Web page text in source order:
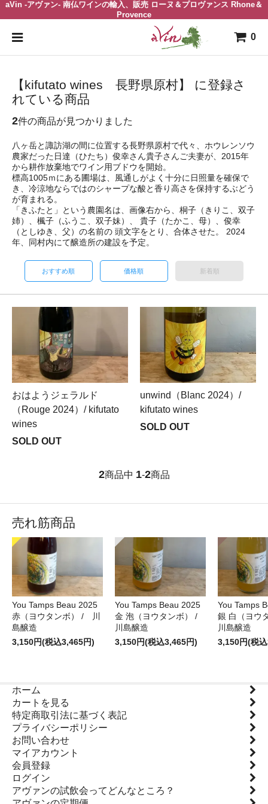
aVin -アヴァン- 南仏ワインの輸入、販売 ローヌ＆プロヴァンス Rhone＆
Provence
0
【kifutato wines 長野県原村】 に登録さ
れている商品
2件の商品が見つかりました
八ヶ岳と諏訪湖の間に位置する長野県原村で代々、ホウレンソウ
農家だった日達（ひたち）俊幸さん貴子さんご夫妻が、2015年
から耕作放棄地でワイン用ブドウを開始。
標高1005ｍにある圃場は、風通しがよく十分に日照量を確保で
き、冷涼地ならではのシャープな酸と香り高さを保持するぶどう
が育まれる。
「きふたと」という農園名は、画像右から、桐子（きりこ、双子
姉）、楓子（ふうこ、双子妹）、 貴子（たかこ、母）、俊幸
（としゆき、父）の名前の 頭文字をとり、合体させた。 2024
年、同村内にて醸造所の建設を予定。
おすすめ順 価格順 新着順
おはようジェラルド
（Rouge 2024）/ kifutato
wines
SOLD OUT
unwind（Blanc 2024）/
kifutato wines
SOLD OUT
2商品中 1-2商品
売れ筋商品
You Tamps Beau 2025
赤（ヨウタンボ） / 川
島醸造
3,150円(税込3,465円)
You Tamps Beau 2025
金 泡（ヨウタンボ） /
川島醸造
3,150円(税込3,465円)
You Tamps
銀 白（ヨ
川島醸造
3,150円(税
ホーム
カートを見る
特定商取引法に基づく表記
プライバシーポリシー
お問い合わせ
マイアカウント
会員登録
ログイン
アヴァンの試飲会ってどんなところ？